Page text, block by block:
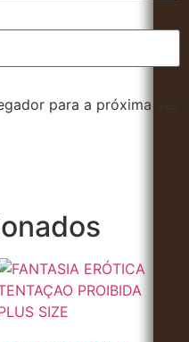
para a próxima vez